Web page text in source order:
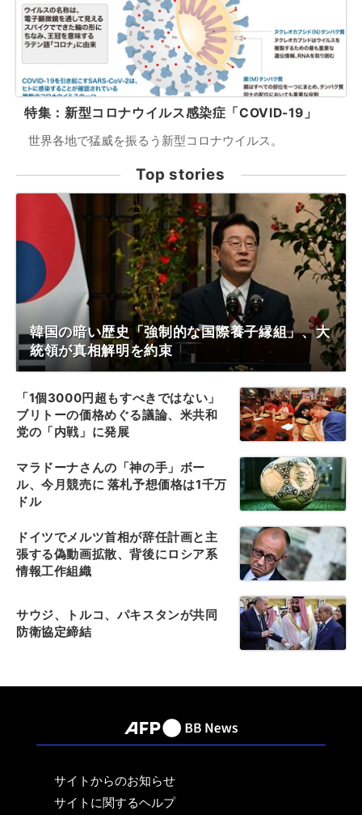
特集：新型コロナウイルス感染症「COVID-19」
世界各地で猛威を振るう新型コロナウイルス。
Top stories
韓国の暗い歴史「強制的な国際養子縁組」、大
統領が真相解明を約束
「1個3000円超もすべきではない」
ブリトーの価格めぐる議論、米共和
党の「内戦」に発展
マラドーナさんの「神の手」ボー
ル、今月競売に 落札予想価格は1千万
ドル
ドイツでメルツ首相が辞任計画と主
張する偽動画拡散、背後にロシア系
情報工作組織
サウジ、トルコ、パキスタンが共同
防衛協定締結
サイトからのお知らせ
サイトに関するヘルプ